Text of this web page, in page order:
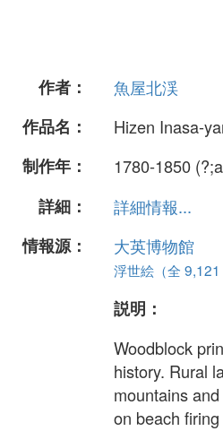
作者：
魚屋北渓
作品名：
Hizen Inasa-
制作年：
1780-1850
詳細：
詳細情報...
情報源：
大英博物館
浮世絵（全
説明：
Woodblock
history. Rural
mountains
on beach